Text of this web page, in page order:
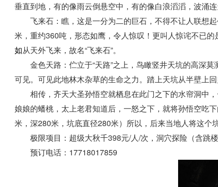
垂直到地，有的像雨云倒悬空中，有的像白浪滔滔，波涌
飞来石：瞧，这是一分为二的巨石，不得不让人联想
米，重约360吨，形态如鹰，令人惊叹！更叫人惊诧不已
如从天外飞来，故名“飞来石”。
金色天路：伫立于“天路”之上，鸟瞰竖井天坑的高深
可见。可见此地林木杂草的生命之力。踏上天坑从半壁上
相传，齐天大圣孙悟空就栖息在此门之下的水帘洞中
娘娘的蟠桃，太上老君知道后，一怒之下，就将孙悟空吃
米，深280米，坑底直径280米）所以，后来当地人将这个
极限项目：超级大秋千398元/人/次，洞穴探险（含跳
预订电话： 17718017859